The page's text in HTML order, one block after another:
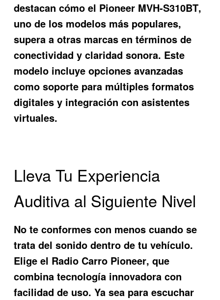
destacan cómo el Pioneer MVH-S310BT,
uno de los modelos más populares,
supera a otras marcas en términos de
conectividad y claridad sonora. Este
modelo incluye opciones avanzadas
como soporte para múltiples formatos
digitales y integración con asistentes
virtuales.
Lleva Tu Experiencia
Auditiva al Siguiente Nivel
No te conformes con menos cuando se
trata del sonido dentro de tu vehículo.
Elige el Radio Carro Pioneer, que
combina tecnología innovadora con
facilidad de uso. Ya sea para escuchar